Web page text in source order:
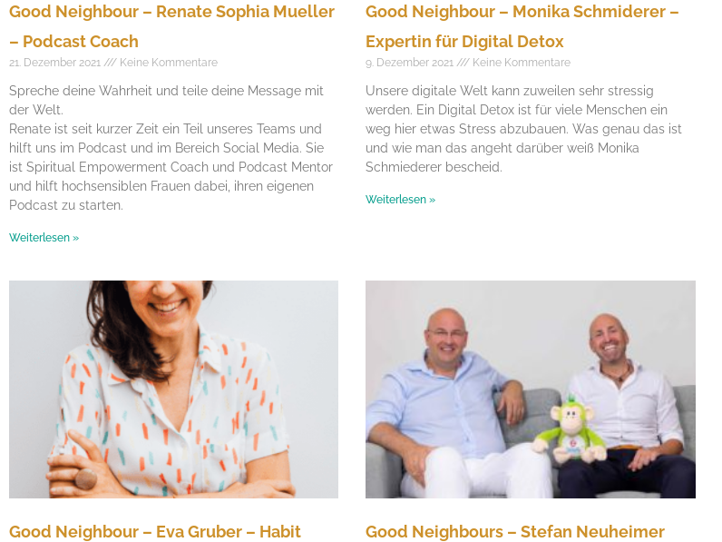
Good Neighbour – Renate Sophia Mueller
– Podcast Coach
21. Dezember 2021 Keine Kommentare
Spreche deine Wahrheit und teile deine Message mit
der Welt.
Renate ist seit kurzer Zeit ein Teil unseres Teams und
hilft uns im Podcast und im Bereich Social Media. Sie
ist Spiritual Empowerment Coach und Podcast Mentor
und hilft hochsensiblen Frauen dabei, ihren eigenen
Podcast zu starten.
Weiterlesen »
Good Neighbour – Monika Schmiderer –
Expertin für Digital Detox
9. Dezember 2021 Keine Kommentare
Unsere digitale Welt kann zuweilen sehr stressig
werden. Ein Digital Detox ist für viele Menschen ein
weg hier etwas Stress abzubauen. Was genau das ist
und wie man das angeht darüber weiß Monika
Schmiederer bescheid.
Weiterlesen »
Good Neighbour – Eva Gruber – Habit
Good Neighbours – Stefan Neuheimer